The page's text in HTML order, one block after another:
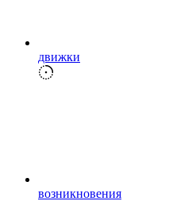
движки
возникновения